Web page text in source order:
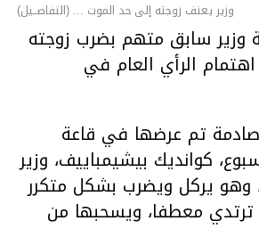
وزير يعنف زوجته إلى حد الموت ... (التفاصــيل)
وزير سابق متهم بضرب زوجته
الرأي العام في
تم عرضها في قاعة
كوانديك بيشيمباييف، وزير
وهو يركل ويضرب بشكل متكرر
ترتدي معطفا، ويسحبها من